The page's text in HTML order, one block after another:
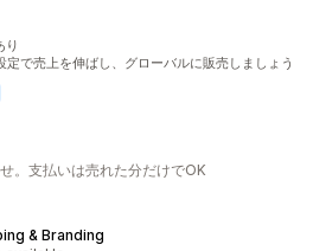
り
で売上を伸ばし、グローバルに販売しましょう
。支払いは売れた分だけでOK
& Branding